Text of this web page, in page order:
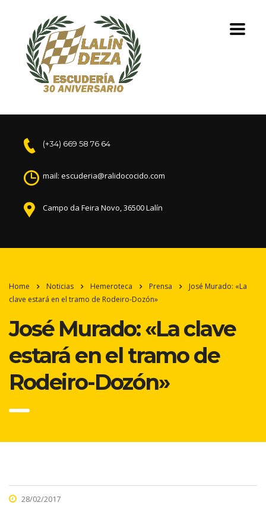
(+34) 669 58 76 64
mail: escuderia@ralidococido.com
Campo da Feira Novo, 36500 Lalín
Home Noticias Hemeroteca Prensa
José Murado: «La
clave estará en el tramo de Rodeiro-Dozón»
José Murado: «La clave
estará en el tramo de
Rodeiro-Dozón»
28/02/2017